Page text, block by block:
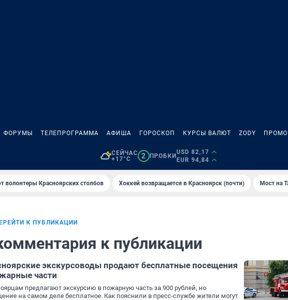
ФОРУМЫ ТЕЛЕПРОГРАММА АФИША ГОРОСКОП КУРСЫ ВАЛЮТ ZODY
СЕЙЧАС
+17°C
2 ПРОБКИ
USD 82,17
EUR 94,84
волонтеры Красноярских столбов Хоккей возвращается в Красноярск (почти) Мост на
К ПУБЛИКАЦИИ
к публикации
экскурсоводы продают бесплатные посещения
части
предлагают экскурсию в пожарную часть за 900 рублей, но
на самом деле бесплатное. Как пояснили в пресс-службе жители могут